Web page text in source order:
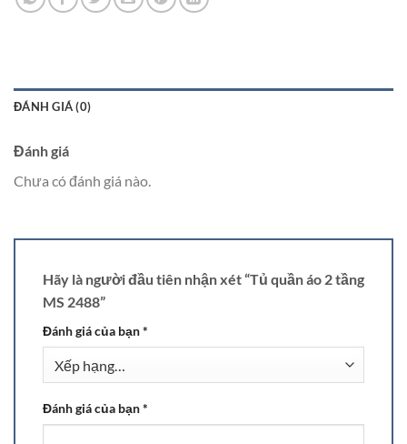
ĐÁNH GIÁ (0)
Đánh giá
Chưa có đánh giá nào.
Hãy là người đầu tiên nhận xét “Tủ quần áo 2 tầng
MS 2488”
Đánh giá của bạn*
Đánh giá của bạn*